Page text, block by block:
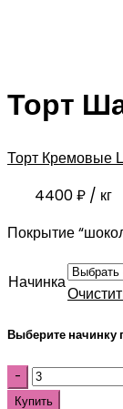
Торт
Торт Кремовые
4400₽ / кг
Покрытие
Начинка
Выберите начинку
Купить